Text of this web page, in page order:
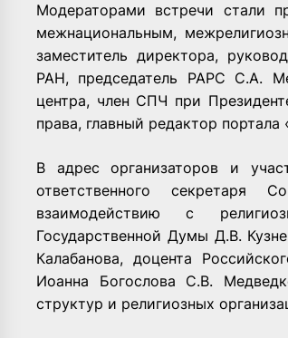
Модераторами встречи стали
межнациональным,
заместитель директора,
РАН, председатель РАРС С.А.
центра, член СПЧ при
права, главный редактор
В адрес организаторов и
ответственного секретаря
взаимодействию с
Государственной Думы Д.В.
Калабанова, доцента
Иоанна Богослова С.В.
структур и религиозных